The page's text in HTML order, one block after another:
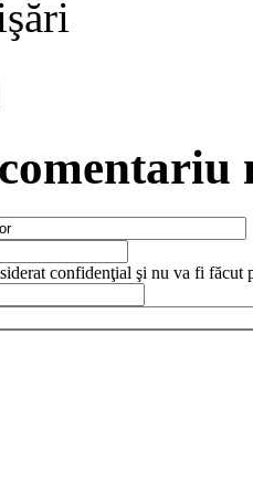
confidenţial şi nu va fi făcut